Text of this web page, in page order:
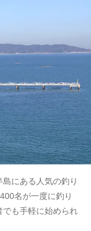
にある人気の釣り
名が一度に釣り
も手軽に始められ